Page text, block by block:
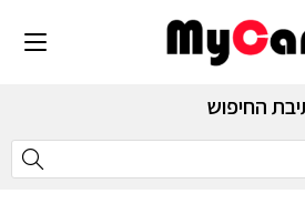
החיפוש